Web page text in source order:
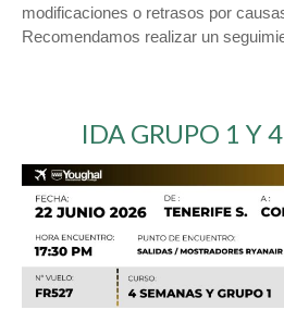
modificaciones o retrasos por
Recomendamos realizar un
IDA GRUPO 1 Y